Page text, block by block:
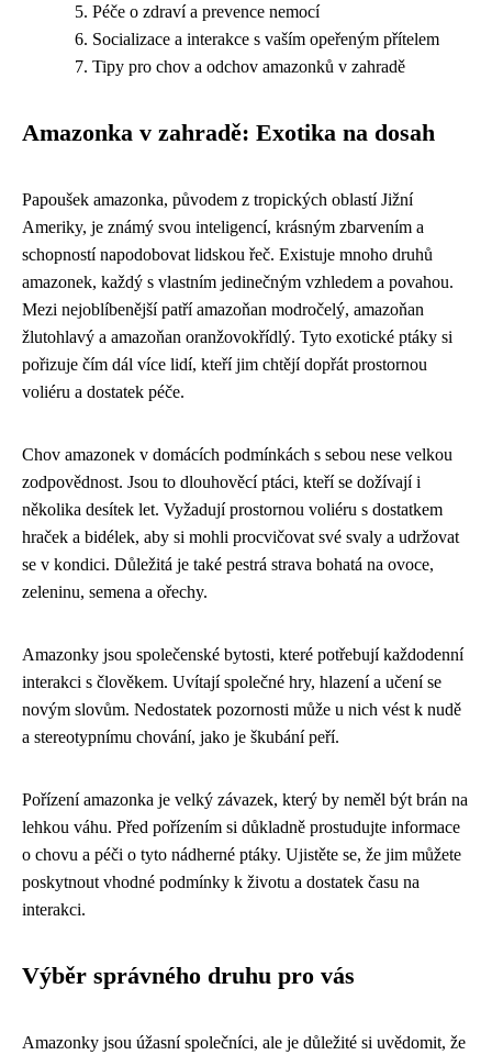
Péče o zdraví a prevence nemocí
Socializace a interakce s vaším opeřeným přítelem
Tipy pro chov a odchov amazonků v zahradě
Amazonka v zahradě: Exotika na dosah
Papoušek amazonka, původem z tropických oblastí Jižní
Ameriky, je známý svou inteligencí, krásným zbarvením a
schopností napodobovat lidskou řeč. Existuje mnoho druhů
amazonek, každý s vlastním jedinečným vzhledem a povahou.
Mezi nejoblíbenější patří amazoňan modročelý, amazoňan
žlutohlavý a amazoňan oranžovokřídlý. Tyto exotické ptáky si
pořizuje čím dál více lidí, kteří jim chtějí dopřát prostornou
voliéru a dostatek péče.
Chov amazonek v domácích podmínkách s sebou nese velkou
zodpovědnost. Jsou to dlouhověcí ptáci, kteří se dožívají i
několika desítek let. Vyžadují prostornou voliéru s dostatkem
hraček a bidélek, aby si mohli procvičovat své svaly a udržovat
se v kondici. Důležitá je také pestrá strava bohatá na ovoce,
zeleninu, semena a ořechy.
Amazonky jsou společenské bytosti, které potřebují každodenní
interakci s člověkem. Uvítají společné hry, hlazení a učení se
novým slovům. Nedostatek pozornosti může u nich vést k nudě
a stereotypnímu chování, jako je škubání peří.
Pořízení amazonka je velký závazek, který by neměl být brán na
lehkou váhu. Před pořízením si důkladně prostudujte informace
o chovu a péči o tyto nádherné ptáky. Ujistěte se, že jim můžete
poskytnout vhodné podmínky k životu a dostatek času na
interakci.
Výběr správného druhu pro vás
Amazonky jsou úžasní společníci, ale je důležité si uvědomit, že